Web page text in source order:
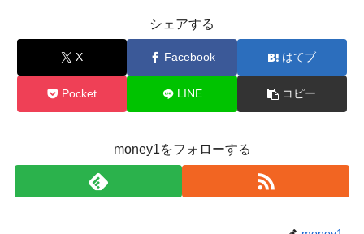
シェアする
X Facebook はてブ
Pocket LINE コピー
money1をフォローする